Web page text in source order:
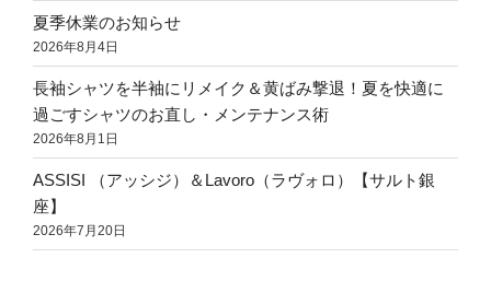
夏季休業のお知らせ
2026年8月4日
長袖シャツを半袖にリメイク＆黄ばみ撃退！夏を快適に
過ごすシャツのお直し・メンテナンス術
2026年8月1日
ASSISI （アッシジ）＆Lavoro（ラヴォロ）【サルト銀
座】
2026年7月20日